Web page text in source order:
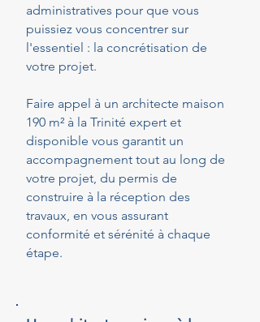
administratives pour que vous
puissiez vous concentrer sur
l'essentiel : la concrétisation de
votre projet.
Faire appel à un architecte maison
190 m² à la Trinité expert et
disponible vous garantit un
accompagnement tout au long de
votre projet, du permis de
construire à la réception des
travaux, en vous assurant
conformité et sérénité à chaque
étape.